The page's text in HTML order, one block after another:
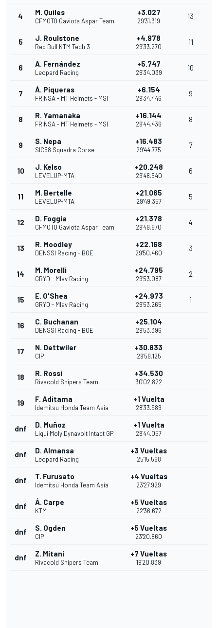
4 M. Quiles
CFMOTO Gaviota Aspar Team
+3.027
29'31.319
13
5 J. Roulstone
Red Bull KTM Tech 3
+4.978
29'33.270
11
6 A. Fernández
Leopard Racing
+5.747
29'34.039
10
7 Á. Piqueras
FRINSA - MT Helmets - MSI
+6.154
29'34.446
9
8 R. Yamanaka
FRINSA - MT Helmets - MSI
+16.144
29'44.436
8
9 S. Nepa
SIC58 Squadra Corse
+16.483
29'44.775
7
10 J. Kelso
LEVELUP-MTA
+20.248
29'48.540
6
11 M. Bertelle
LEVELUP-MTA
+21.065
29'49.357
5
12 D. Foggia
CFMOTO Gaviota Aspar Team
+21.378
29'49.670
4
13 R. Moodley
DENSSI Racing - BOE
+22.168
29'50.460
3
14 M. Morelli
GRYD - Mlav Racing
+24.795
29'53.087
2
15 E. O'Shea
GRYD - Mlav Racing
+24.973
29'53.265
1
16 C. Buchanan
DENSSI Racing - BOE
+25.104
29'53.396
17 N. Dettwiler
CIP
+30.833
29'59.125
18 R. Rossi
Rivacold Snipers Team
+34.530
30'02.822
19 F. Aditama
Idemitsu Honda Team Asia
+1 Vuelta
28'33.989
dnf D. Muñoz
Liqui Moly Dynavolt Intact GP
+1 Vuelta
28'44.057
dnf D. Almansa
Leopard Racing
+3 Vueltas
25'15.568
dnf T. Furusato
Idemitsu Honda Team Asia
+4 Vueltas
23'27.929
dnf Á. Carpe
KTM
+5 Vueltas
22'36.672
dnf S. Ogden
CIP
+5 Vueltas
23'20.860
dnf Z. Mitani
Rivacold Snipers Team
+7 Vueltas
19'20.839